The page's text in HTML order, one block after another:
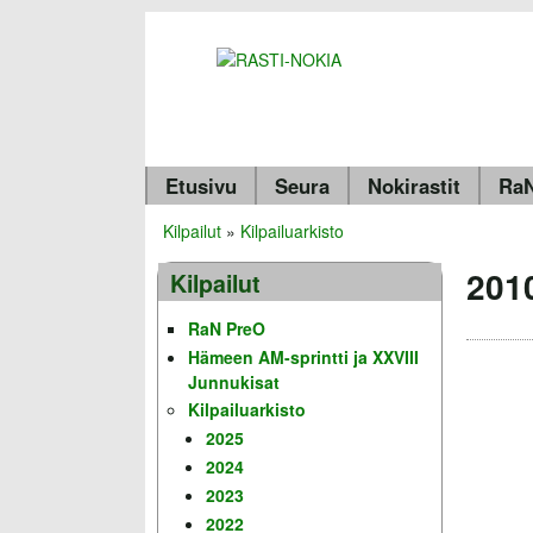
Valikko
Etusivu Seura Nokirastit
Olet täällä
Kilpailut » Kilpailuarkisto
Kilpailut
RaN PreO
Hämeen AM-sprintti ja XXVIII
Junnukisat
Kilpailuarkisto
2025
2024
2023
2022